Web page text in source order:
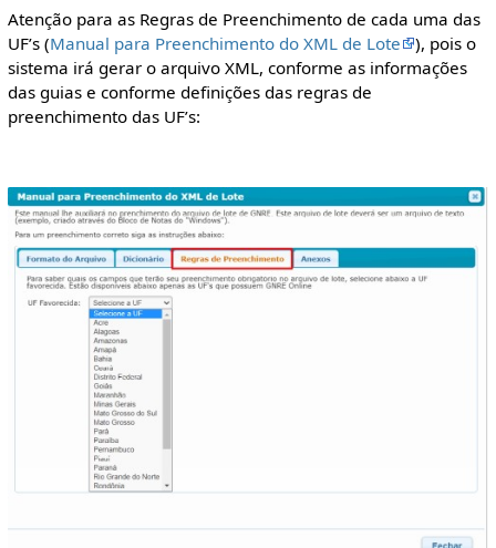
Atenção para as Regras de Preenchimento de cada uma das
UF’s (Manual para Preenchimento do XML de Lote
), pois o
sistema irá gerar o arquivo XML, conforme as informações
das guias e conforme definições das regras de
preenchimento das UF’s: